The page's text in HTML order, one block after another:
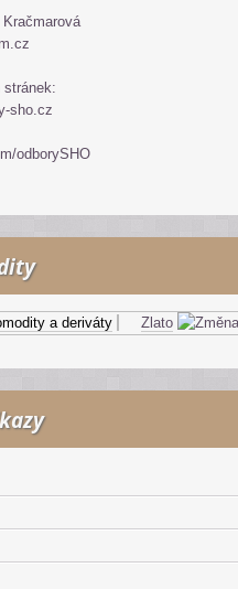
stránek:
sho.cz
odborySHO
a deriváty Zlato